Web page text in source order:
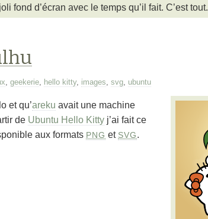
fond d’écran avec le temps qu’il fait. C’est tout.
geekerie hello kitty, images svg ubuntu
et qu’areku avait une machine
de Ubuntu Hello Kitty j’ai fait ce
aux formats PNG et SVG.